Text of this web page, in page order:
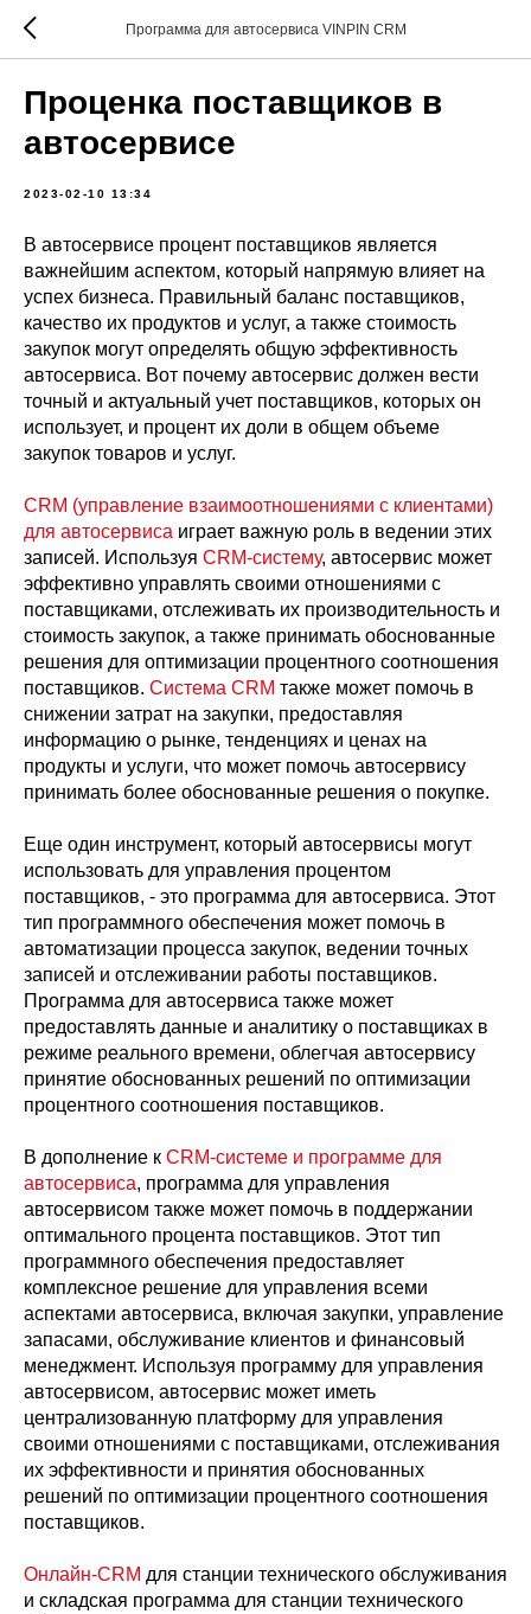
Программа для автосервиса VINPIN CRM
Проценка поставщиков в
автосервисе
2023-02-10 13:34
В автосервисе процент поставщиков является
важнейшим аспектом, который напрямую влияет на
успех бизнеса. Правильный баланс поставщиков,
качество их продуктов и услуг, а также стоимость
закупок могут определять общую эффективность
автосервиса. Вот почему автосервис должен вести
точный и актуальный учет поставщиков, которых он
использует, и процент их доли в общем объеме
закупок товаров и услуг.
CRM (управление взаимоотношениями с клиентами)
для автосервиса играет важную роль в ведении этих
записей. Используя CRM-систему, автосервис может
эффективно управлять своими отношениями с
поставщиками, отслеживать их производительность и
стоимость закупок, а также принимать обоснованные
решения для оптимизации процентного соотношения
поставщиков. Система CRM также может помочь в
снижении затрат на закупки, предоставляя
информацию о рынке, тенденциях и ценах на
продукты и услуги, что может помочь автосервису
принимать более обоснованные решения о покупке.
Еще один инструмент, который автосервисы могут
использовать для управления процентом
поставщиков, - это программа для автосервиса. Этот
тип программного обеспечения может помочь в
автоматизации процесса закупок, ведении точных
записей и отслеживании работы поставщиков.
Программа для автосервиса также может
предоставлять данные и аналитику о поставщиках в
режиме реального времени, облегчая автосервису
принятие обоснованных решений по оптимизации
процентного соотношения поставщиков.
В дополнение к CRM-системе и программе для
автосервиса, программа для управления
автосервисом также может помочь в поддержании
оптимального процента поставщиков. Этот тип
программного обеспечения предоставляет
комплексное решение для управления всеми
аспектами автосервиса, включая закупки, управление
запасами, обслуживание клиентов и финансовый
менеджмент. Используя программу для управления
автосервисом, автосервис может иметь
централизованную платформу для управления
своими отношениями с поставщиками, отслеживания
их эффективности и принятия обоснованных
решений по оптимизации процентного соотношения
поставщиков.
Онлайн-CRM для станции технического обслуживания
и складская программа для станции технического